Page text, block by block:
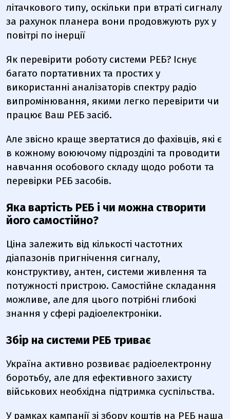
літачкового типу, оскільки при втраті сигналу
за рахунок планера вони продовжують рух у
повітрі по інерції
Як перевірити роботу системи РЕБ? Існує
багато портативних та простих у
використанні аналізаторів спектру радіо
випромінювання, якими легко перевірити чи
працює Ваш РЕБ засіб.
Але звісно краще звертатися до фахівців, які є
в кожному воюючому підрозділі та проводити
навчання особового складу щодо роботи та
перевірки РЕБ засобів.
Яка вартість РЕБ і чи можна створити
його самостійно?
Ціна залежить від кількості частотних
діапазонів пригнічення сигналу,
конструктиву, антен, системи живлення та
потужності пристрою. Самостійне складання
можливе, але для цього потрібні глибокі
знання у сфері радіоелектроніки.
Збір на системи РЕБ триває
Україна активно розвиває радіоелектронну
боротьбу, але для ефективного захисту
військових необхідна підтримка суспільства.
У рамках кампанії зі збору коштів на РЕБ наша